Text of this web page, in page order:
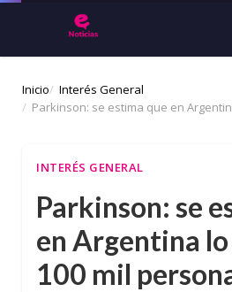
Inicio
Interés General
Parkinson: se estima que en
INTERÉS GENERAL
Parkinson: se
en Argentina
100 mil